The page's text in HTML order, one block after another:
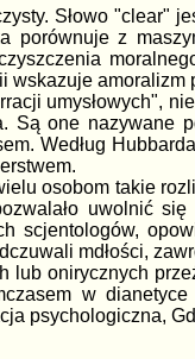
Słowo "clear"
porównuje z
wskazuje
umysłowych",
Są one nazywane
Według
osobom takie
uwolnić
scjentologów,
mdłości,
lub onirycznych
w
psychologiczna,